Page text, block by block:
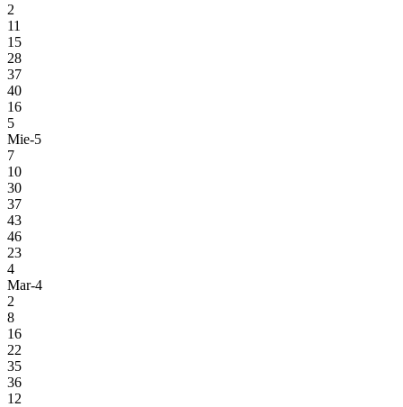
2
11
15
28
37
40
16
5
Mie-5
7
10
30
37
43
46
23
4
Mar-4
2
8
16
22
35
36
12